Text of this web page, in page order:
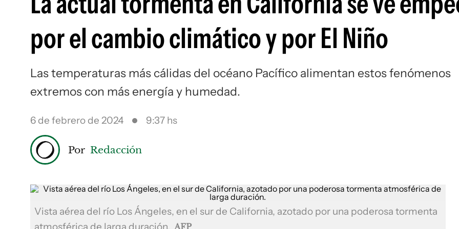
por el cambio climático y por El Niño
Las temperaturas más cálidas del océano Pacífico alimentan estos fenómenos
extremos con más energía y humedad.
6 de febrero de 2024 9:37 hs
Por Redacción
Vista aérea del río Los Ángeles, en el sur de California, azotado por una poderosa tormenta
AFP